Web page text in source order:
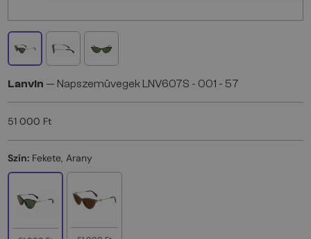
Lanvin — Napszemüvegek LNV607S - 001 - 57
51 000 Ft
Szín: Fekete, Arany